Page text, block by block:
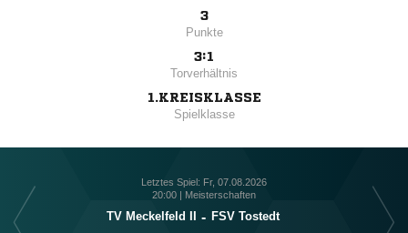
3
Punkte
3:1
Torverhältnis
1.KREISKLASSE
Spielklasse
Letztes Spiel: Fr, 07.08.2026
20:00 | Meisterschaften
TV Meckelfeld II - FSV Tostedt